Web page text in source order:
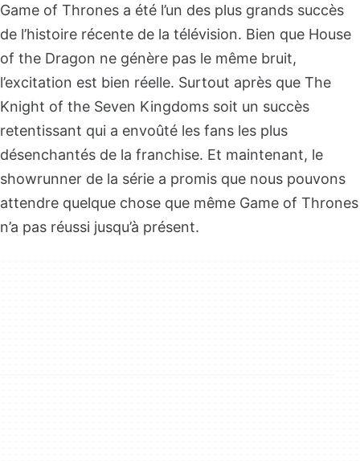
Game of Thrones a été l’un des plus grands succès
de l’histoire récente de la télévision. Bien que House
of the Dragon ne génère pas le même bruit,
l’excitation est bien réelle. Surtout après que The
Knight of the Seven Kingdoms soit un succès
retentissant qui a envoûté les fans les plus
désenchantés de la franchise. Et maintenant, le
showrunner de la série a promis que nous pouvons
attendre quelque chose que même Game of Thrones
n’a pas réussi jusqu’à présent.